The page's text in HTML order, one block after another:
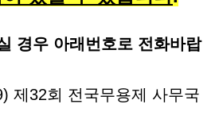
경우 아래번호로 전화바랍
제32회 전국무용제 사무국